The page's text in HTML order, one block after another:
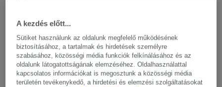
alsó réteg), 15 dB-es hangcsökkentést biztosít.
Hagyományos márványhatás élénk színekkel az autentikus
megjelenésért. Linóleumunk a piac egyik legfenntarthatóbb
padlómegoldása, amely akár 97%-ban természetes
alapanyagokból készül. Egyedi xf² felületvédelemmel
kezelve a rendkívüli tartósságért, a könnyű
Mutasson többet
FŐBB JELLEMZŐK
A kezdés előtt...
Sütiket használunk az oldalunk megfelelő működésének
biztosításához, a tartalmak és hirdetések személyre
szabásához, közösségi média funkciók felkínálásához és az
oldalunk látogatottságának elemzéséhez. Oldalhasználattal
kapcsolatos információkat is megosztunk a közösségi média
területén tevékenykedő, a hirdetési és elemzési szolgáltatásokat